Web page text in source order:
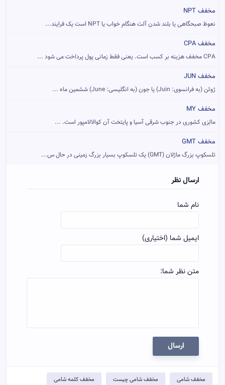
مخفف NPT
نعوظ صبحگاهی یا بلند شدن آلت هنگام خواب یا NPT است یک فرایند...
مخفف CPA
CPA مخفف هزینه بر کسب است. یعنی فقط زمانی پول پرداخت می شود ...
مخفف JUN
ژوئن (به فرانسوی: Juin) یا جون (به انگلیسی: June) ششمین ماه ...
مخفف MY
مالِزی کشوری در جنوب شرقی آسیا و پایتخت آن کوالالامپور است. ...
مخفف GMT
تلسکوپ بزرگ ماژلان (GMT) یک تلسکوپ بسیار بزرگ زمینی در حال س...
ارسال نظر
نام شما
ایمیل شما (اختیاری)
متن نظر شما:
ارسال
مخفف شامی مخفف شامی چیست مخفف کلمه شامی